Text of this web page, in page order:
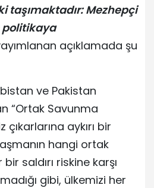
taşımaktadır: Mezhepçi
politikaya
açıklamada şu
ve Pakistan
“Ortak Savunma
çıkarlarına aykırı bir
hangi ortak
saldırı riskine karşı
gibi, ülkemizi her